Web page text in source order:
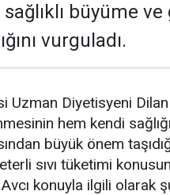
büyüme
vurguladı.
Uzman Diyetisyeni
hem kendi
büyük önem
sıvı tüketimi
konuyla ilgili olarak